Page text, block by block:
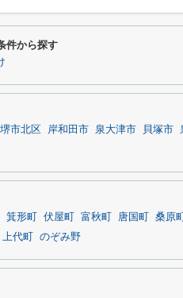
件から探す
堺市北区 岸和田市 泉大津市 貝塚市
箕形町 伏屋町 富秋町 唐国町 桑原町
上代町 のぞみ野